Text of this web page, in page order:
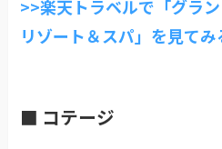
>>楽天トラベルで「グラ
リゾート＆スパ」を見てみ
■ コテージ